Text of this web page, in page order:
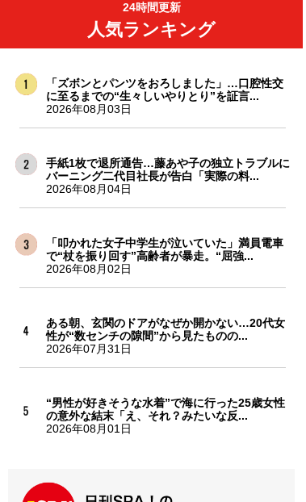
24時間更新
人気ランキング
「ズボンとパンツをおろしました」…口腔性交
に至るまでの“生々しいやりとり”を証言...
2026年08月03日
手紙1枚で退所通告…藤あや子の独立トラブルに
バーニング二代目社長が告白「実際の料...
2026年08月04日
「叩かれた女子中学生が泣いていた」満員電車
で“杖を振り回す”高齢者が暴走。“屈強...
2026年08月02日
ある朝、玄関のドアがなぜか開かない…20代女
性が“数センチの隙間”から見たものの...
2026年07月31日
“男性が好きそうな水着”で海に行った25歳女性
の意外な結末「え、それ？みたいな反...
2026年08月01日